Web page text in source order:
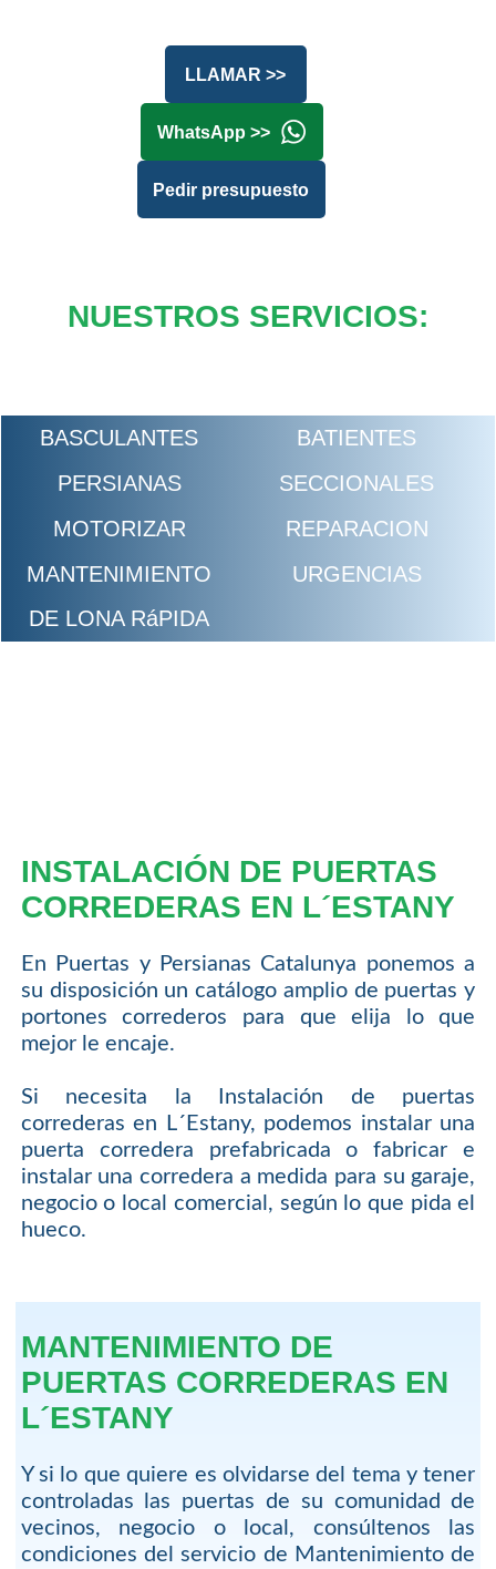
LLAMAR >>
WhatsApp >>
Pedir presupuesto
NUESTROS SERVICIOS:
BASCULANTES
BATIENTES
PERSIANAS
SECCIONALES
MOTORIZAR
REPARACION
MANTENIMIENTO
URGENCIAS
DE LONA RáPIDA
INSTALACIÓN DE PUERTAS
CORREDERAS EN L´ESTANY
En Puertas y Persianas Catalunya ponemos a
su disposición un catálogo amplio de puertas y
portones correderos para que elija lo que
mejor le encaje.
Si necesita la Instalación de puertas
correderas en L´Estany, podemos instalar una
puerta corredera prefabricada o fabricar e
instalar una corredera a medida para su garaje,
negocio o local comercial, según lo que pida el
hueco.
MANTENIMIENTO DE
PUERTAS CORREDERAS EN
L´ESTANY
Y si lo que quiere es olvidarse del tema y tener
controladas las puertas de su comunidad de
vecinos, negocio o local, consúltenos las
condiciones del servicio de Mantenimiento de